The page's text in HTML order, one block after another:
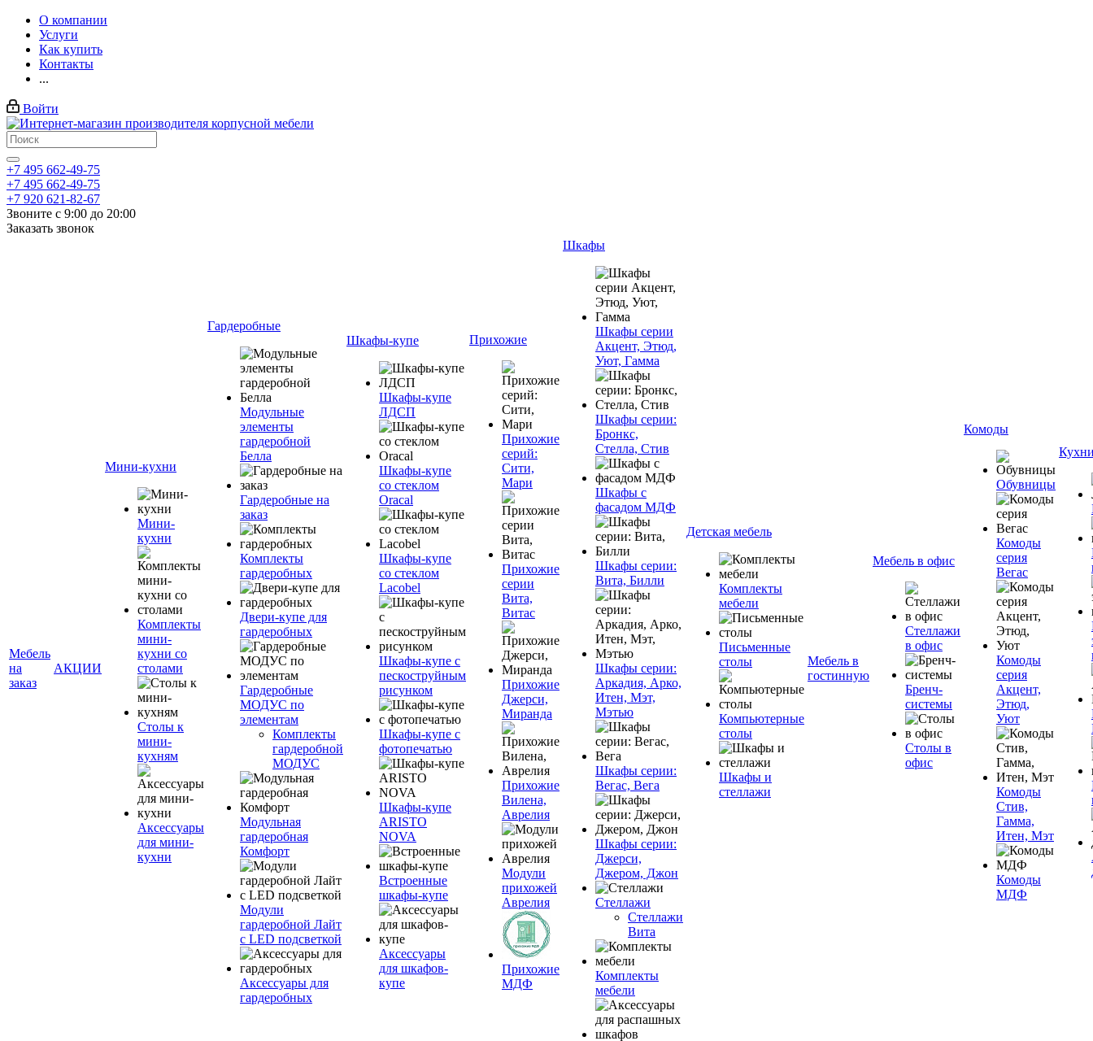
О компании
Услуги
Как купить
Контакты
...
Войти
+7 495 662-49-75
+7 495 662-49-75
+7 920 621-82-67
Звоните с 9:00 до 20:00
Заказать звонок
Мебель
на
заказ
АКЦИИ
Мини-кухни
Мини-
кухни
Комплекты
мини-
кухни со
столами
Столы к
мини-
кухням
Аксессуары
для мини-
кухни
Гардеробные
Модульные
элементы
гардеробной
Белла
Гардеробные на
заказ
Комплекты
гардеробных
Двери-купе для
гардеробных
Гардеробные
МОДУС по
элементам
Комплекты
гардеробной
МОДУС
Модульная
гардеробная
Комфорт
Модули
гардеробной Лайт
с LED подсветкой
Аксессуары для
гардеробных
Шкафы-купе
Шкафы-купе
ЛДСП
Шкафы-купе
со стеклом
Oracal
Шкафы-купе
со стеклом
Lacobel
Шкафы-купе с
пескоструйным
рисунком
Шкафы-купе с
фотопечатью
Шкафы-купе
ARISTO
NOVA
Встроенные
шкафы-купе
Аксессуары
для шкафов-
купе
Прихожие
Прихожие
серий:
Сити,
Мари
Прихожие
серии
Вита,
Витас
Прихожие
Джерси,
Миранда
Прихожие
Вилена,
Аврелия
Модули
прихожей
Аврелия
Прихожие
МДФ
Шкафы
Шкафы серии
Акцент, Этюд,
Уют, Гамма
Шкафы серии:
Бронкс,
Стелла, Стив
Шкафы с
фасадом МДФ
Шкафы серии:
Вита, Билли
Шкафы серии:
Аркадия, Арко,
Итен, Мэт,
Мэтью
Шкафы серии:
Вегас, Вега
Шкафы серии:
Джерси,
Джером, Джон
Стеллажи
Стеллажи
Вита
Комплекты
мебели
Детская мебель
Комплекты
мебели
Письменные
столы
Компьютерные
столы
Шкафы и
стеллажи
Мебель в
гостинную
Мебель в офис
Стеллажи
в офис
Бренч-
системы
Столы в
офис
Комоды
Обувницы
Комоды
серия
Вегас
Комоды
серия
Акцент,
Этюд,
Уют
Комоды
Стив,
Гамма,
Итен, Мэт
Комоды
МДФ